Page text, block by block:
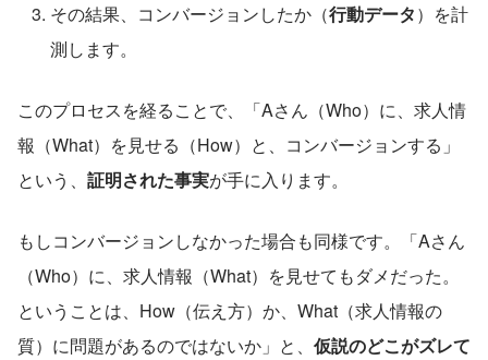
その結果、コンバージョンしたか（行動データ）を計
測します。
このプロセスを経ることで、「Aさん（Who）に、求人情
報（What）を見せる（How）と、コンバージョンする」
という、 証明された事実が手に入ります。
もしコンバージョンしなかった場合も同様です。「Aさん
（Who）に、求人情報（What）を見せてもダメだった。
ということは、How（伝え方）か、What（求人情報の
質）に問題があるのではないか」と、 仮説のどこがズレて